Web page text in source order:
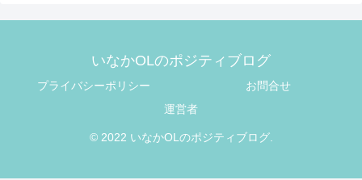
いなかOLのポジティブログ
プライバシーポリシー
お問合せ
運営者
© 2022 いなかOLのポジティブログ.